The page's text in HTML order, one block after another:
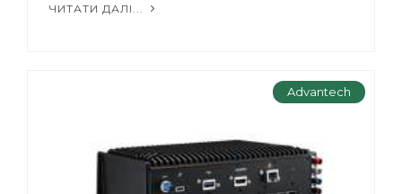
ЧИТАТИ ДАЛІ...
Advantech